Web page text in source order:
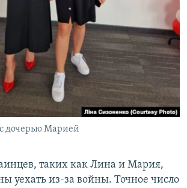
дочерью Марией
таких как Лина и Мария,
уехать из-за войны. Точное число